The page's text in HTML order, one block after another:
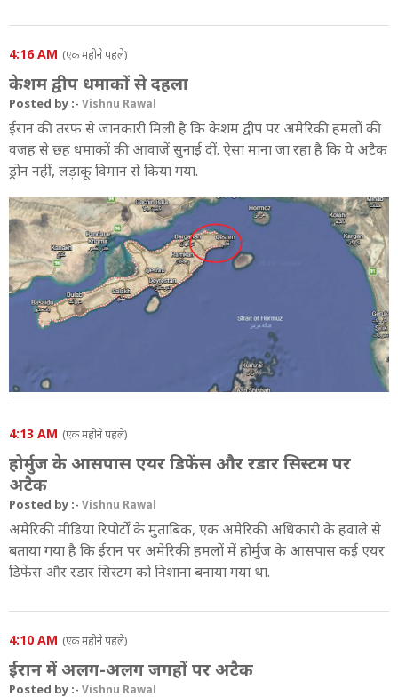
4:16 AM (एक महीने पहले)
केशम द्वीप धमाकों से दहला
Posted by :- Vishnu Rawal
ईरान की तरफ से जानकारी मिली है कि केशम द्वीप पर अमेरिकी हमलों की
वजह से छह धमाकों की आवाजें सुनाई दीं. ऐसा माना जा रहा है कि ये अटैक
ड्रोन नहीं, लड़ाकू विमान से किया गया.
4:13 AM (एक महीने पहले)
होर्मुज के आसपास एयर डिफेंस और रडार सिस्टम पर
अटैक
Posted by :- Vishnu Rawal
अमेरिकी मीडिया रिपोर्टों के मुताबिक, एक अमेरिकी अधिकारी के हवाले से
बताया गया है कि ईरान पर अमेरिकी हमलों में होर्मुज के आसपास कई एयर
डिफेंस और रडार सिस्टम को निशाना बनाया गया था.
4:10 AM (एक महीने पहले)
ईरान में अलग-अलग जगहों पर अटैक
Posted by :- Vishnu Rawal